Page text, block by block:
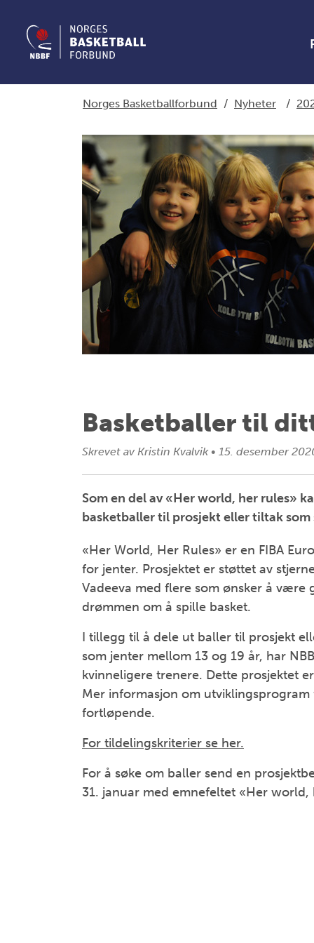
Norges Basketballforbund / Nyheter /
Basketballer til
Skrevet av Kristin Kvalvik • 15. desember
Som en del av «Her world, her rules»
basketballer til prosjekt eller tiltak
«Her World, Her Rules» er en FIBA
for jenter. Prosjektet er støttet av
Vadeeva med flere som ønsker å
drømmen om å spille basket.
I tillegg til å dele ut baller til prosjekt
som jenter mellom 13 og 19 år, har
kvinneligere trenere. Dette prosjektet
Mer informasjon om
fortløpende.
For tildelingskriterier se her.
For å søke om baller send en
31. januar med emnefeltet «Her